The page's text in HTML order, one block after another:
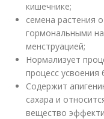
кишечнике;
семена растения
гормональными
менструацией;
Нормализует
процесс
Содержит
сахара и
вещество